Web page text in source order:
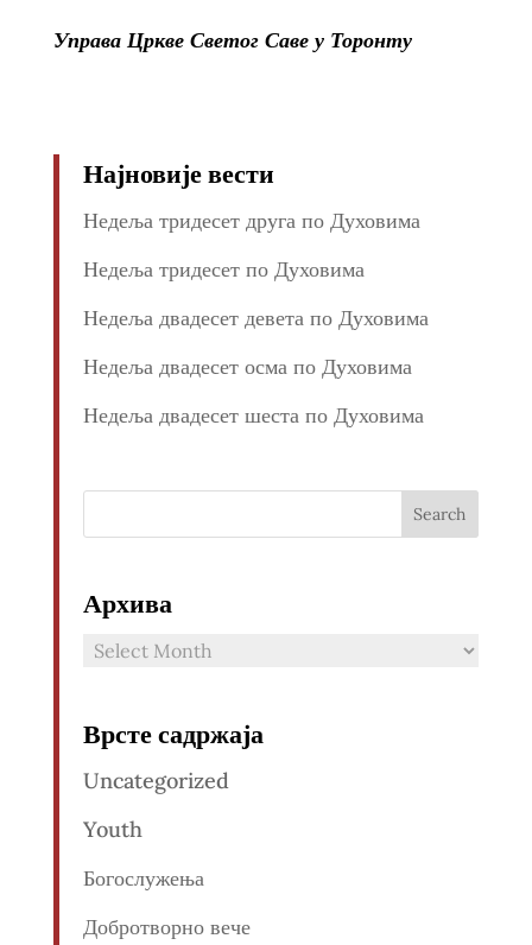
Управа Цркве Светог Саве у Торонту
Најновије вести
Недеља тридесет друга по Духовима
Недеља тридесет по Духовима
Недеља двадесет девета по Духовима
Недеља двадесет осма по Духовима
Недеља двадесет шеста по Духовима
Архива
Архива
Врсте садржаја
Uncategorized
Youth
Богослужења
Добротворно вече